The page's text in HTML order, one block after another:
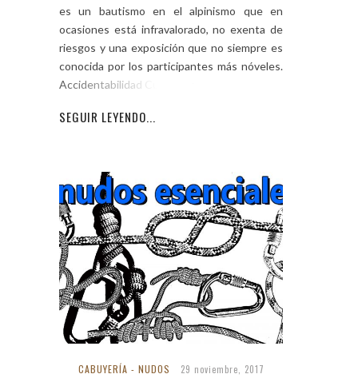
es un bautismo en el alpinismo que en
ocasiones está infravalorado, no exenta de
riesgos y una exposición que no siempre es
conocida por los participantes más nóveles.
Accidentabilidad Cualquier
SEGUIR LEYENDO...
CABUYERÍA - NUDOS 29 noviembre, 2017